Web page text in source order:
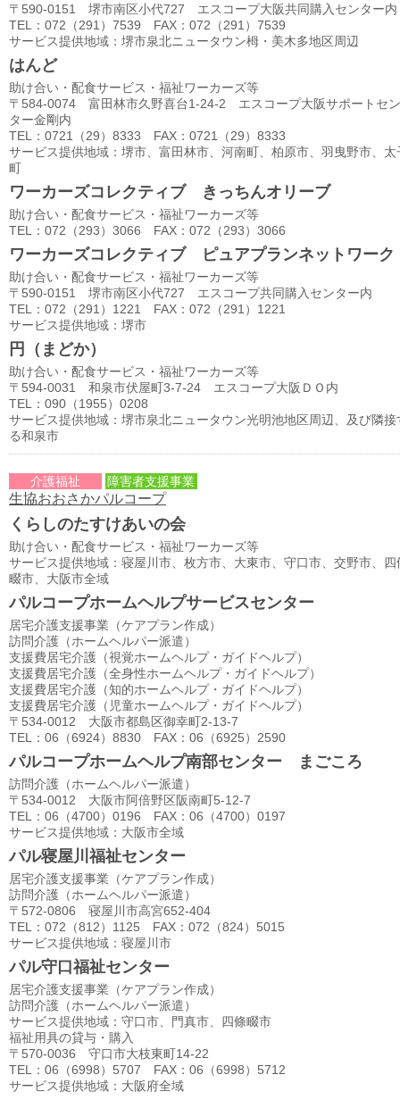
〒590-0151 堺市南区小代727 エスコープ大阪共同購入センター内
TEL：072（291）7539 FAX：072（291）7539
サービス提供地域：堺市泉北ニュータウン栂・美木多地区周辺
はんど
助け合い・配食サービス・福祉ワーカーズ等
〒584-0074 富田林市久野喜台1-24-2 エスコープ大阪サポートセン
ター金剛内
TEL：0721（29）8333 FAX：0721（29）8333
サービス提供地域：堺市、富田林市、河南町、柏原市、羽曳野市、太
町
ワーカーズコレクティブ きっちんオリーブ
助け合い・配食サービス・福祉ワーカーズ等
TEL：072（293）3066 FAX：072（293）3066
ワーカーズコレクティブ ピュアプランネットワーク
助け合い・配食サービス・福祉ワーカーズ等
〒590-0151 堺市南区小代727 エスコープ共同購入センター内
TEL：072（291）1221 FAX：072（291）1221
サービス提供地域：堺市
円（まどか）
助け合い・配食サービス・福祉ワーカーズ等
〒594-0031 和泉市伏屋町3-7-24 エスコープ大阪ＤＯ内
TEL：090（1955）0208
サービス提供地域：堺市泉北ニュータウン光明池地区周辺、及び隣接
る和泉市
介護福祉 障害者支援事業
生協おおさかパルコープ
くらしのたすけあいの会
助け合い・配食サービス・福祉ワーカーズ等
サービス提供地域：寝屋川市、枚方市、大東市、守口市、交野市、四
畷市、大阪市全域
パルコープホームヘルプサービスセンター
居宅介護支援事業（ケアプラン作成）
訪問介護（ホームヘルパー派遣）
支援費居宅介護（視覚ホームヘルプ・ガイドヘルプ）
支援費居宅介護（全身性ホームヘルプ・ガイドヘルプ）
支援費居宅介護（知的ホームヘルプ・ガイドヘルプ）
支援費居宅介護（児童ホームヘルプ・ガイドヘルプ）
〒534-0012 大阪市都島区御幸町2-13-7
TEL：06（6924）8830 FAX：06（6925）2590
パルコープホームヘルプ南部センター まごころ
訪問介護（ホームヘルパー派遣）
〒534-0012 大阪市阿倍野区阪南町5-12-7
TEL：06（4700）0196 FAX：06（4700）0197
サービス提供地域：大阪市全域
パル寝屋川福祉センター
居宅介護支援事業（ケアプラン作成）
訪問介護（ホームヘルパー派遣）
〒572-0806 寝屋川市高宮652-404
TEL：072（812）1125 FAX：072（824）5015
サービス提供地域：寝屋川市
パル守口福祉センター
居宅介護支援事業（ケアプラン作成）
訪問介護（ホームヘルパー派遣）
サービス提供地域：守口市、門真市、四條畷市
福祉用具の貸与・購入
〒570-0036 守口市大枝東町14-22
TEL：06（6998）5707 FAX：06（6998）5712
サービス提供地域：大阪府全域